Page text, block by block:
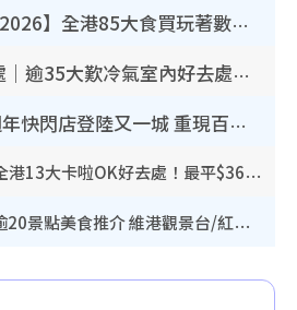
【8月生日優惠2026】全港85大食買玩著數攻略 自助餐/火鍋放題同行免費＋誠品/DONKI送現金券
香港室內好去處｜逾35大歎冷氣室內好去處推介 室內活動免費避雨無懼落雨
小熊維尼100週年快閃店登陸又一城 重現百畝森林經典場景／獨家限定盲盒登場／專屬DIY香水
唱K推介2026︱全港13大卡啦OK好去處！最平$36起 日文K都有！(附地址+收費詳情)
尖沙咀好去處｜逾20景點美食推介 維港觀景台/紅磚古蹟/九龍公園/室內遊樂場